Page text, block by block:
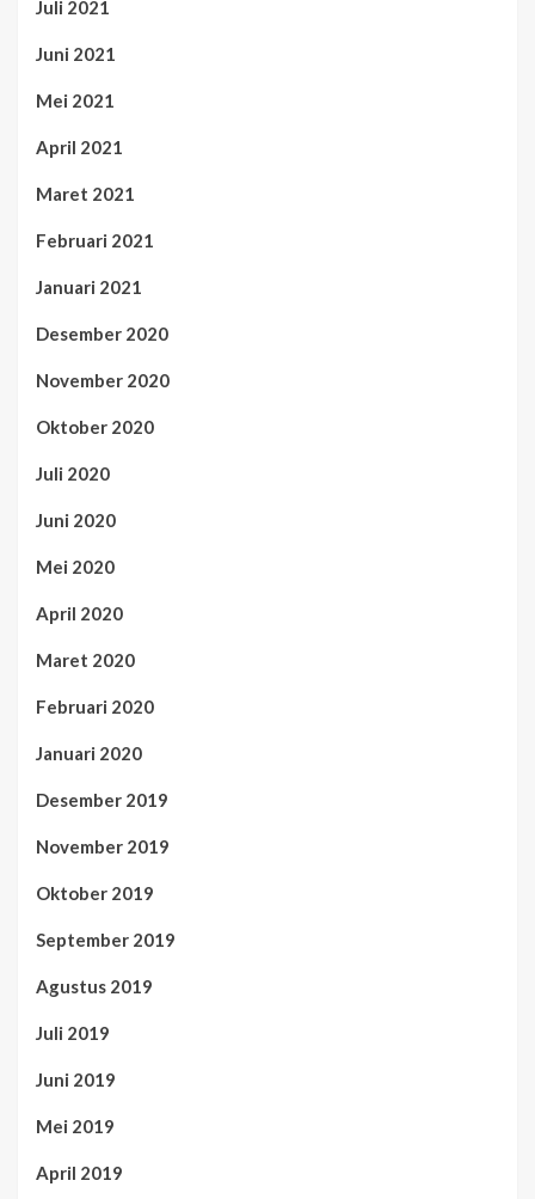
Juli 2021
Juni 2021
Mei 2021
April 2021
Maret 2021
Februari 2021
Januari 2021
Desember 2020
November 2020
Oktober 2020
Juli 2020
Juni 2020
Mei 2020
April 2020
Maret 2020
Februari 2020
Januari 2020
Desember 2019
November 2019
Oktober 2019
September 2019
Agustus 2019
Juli 2019
Juni 2019
Mei 2019
April 2019